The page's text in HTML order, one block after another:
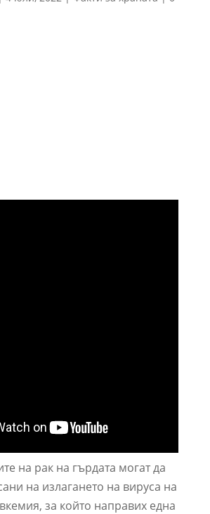
на рак на гърдата могат да
на излагането на вируса на
за който направих една